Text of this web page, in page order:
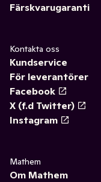
Färskvarugaranti
Kontakta oss
Kundservice
För leverantörer
Facebook
X (f.d Twitter)
Instagram
Mathem
Om Mathem